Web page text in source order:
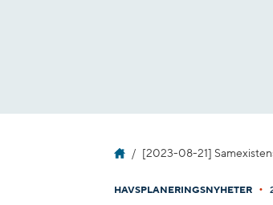
[2023-08-21]
HAVSPLANERINGSNYHETER •